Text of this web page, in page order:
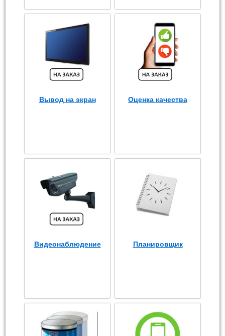
Вывод на экран Оценка качества
Видеонаблюдение Планировщик